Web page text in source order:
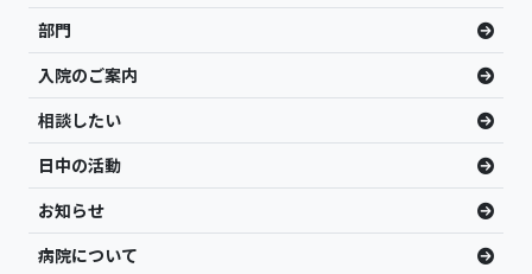
部門
入院のご案内
相談したい
日中の活動
お知らせ
病院について